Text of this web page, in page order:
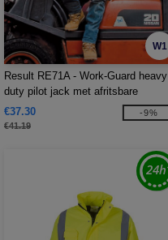
W1
Result RE71A - Work-Guard heavy
duty pilot jack met afritsbare
mouwen
€37.30
€41.19
-9%